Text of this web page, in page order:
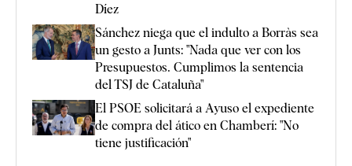
Díez
Sánchez niega que el indulto a Borràs sea
un gesto a Junts: "Nada que ver con los
Presupuestos. Cumplimos la sentencia
del TSJ de Cataluña"
El PSOE solicitará a Ayuso el expediente
de compra del ático en Chamberí: "No
tiene justificación"